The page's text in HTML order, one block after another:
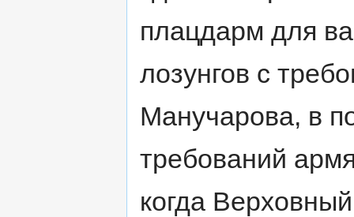
плацдарм для
лозунгов с
Манучарова, в
требований
когда